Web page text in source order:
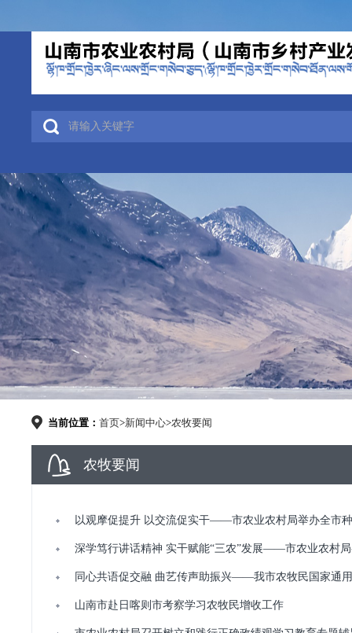
当前位置： 首页>新闻中心>农牧要闻
农牧要闻
以观摩促提升 以交流促实干——市农业农村局举办全市
深学笃行讲话精神 实干赋能“三农”发展——市农业农村
同心共语促交融 曲艺传声助振兴——我市农牧民国家通
山南市赴日喀则市考察学习农牧民增收工作